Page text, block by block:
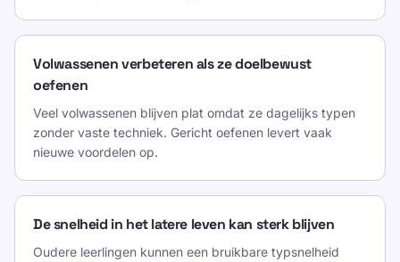
Het kan iets afnemen, maar regelmatig
zorgen er vaak voor dat de prestaties
jarenlang sterk blijven.
Wanneer moeten kinderen beginnen met
blindtypen?
concentreren op comfort, plaatsing van de
Volwassenen verbeteren als ze doelbewust
oefenen
Veel volwassenen blijven plat omdat ze dagelijks typen
zonder vaste techniek. Gericht oefenen levert vaak
nieuwe voordelen op.
De snelheid in het latere leven kan sterk blijven
Oudere leerlingen kunnen een bruikbare typsnelheid